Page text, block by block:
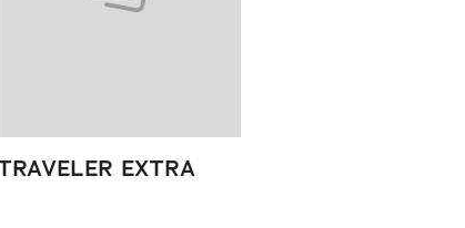
EXTRA